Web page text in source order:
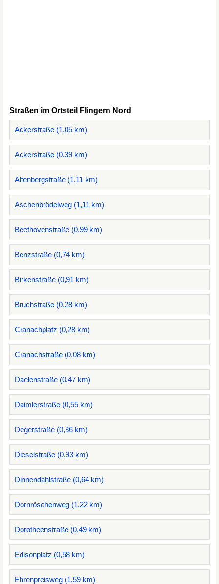
Straßen im Ortsteil Flingern Nord
Ackerstraße (1,05 km)
Ackerstraße (0,39 km)
Altenbergstraße (1,11 km)
Aschenbrödelweg (1,11 km)
Beethovenstraße (0,99 km)
Benzstraße (0,74 km)
Birkenstraße (0,91 km)
Bruchstraße (0,28 km)
Cranachplatz (0,28 km)
Cranachstraße (0,08 km)
Daelenstraße (0,47 km)
Daimlerstraße (0,55 km)
Degerstraße (0,36 km)
Dieselstraße (0,93 km)
Dinnendahlstraße (0,64 km)
Dornröschenweg (1,22 km)
Dorotheenstraße (0,49 km)
Edisonplatz (0,58 km)
Ehrenpreisweg (1,59 km)